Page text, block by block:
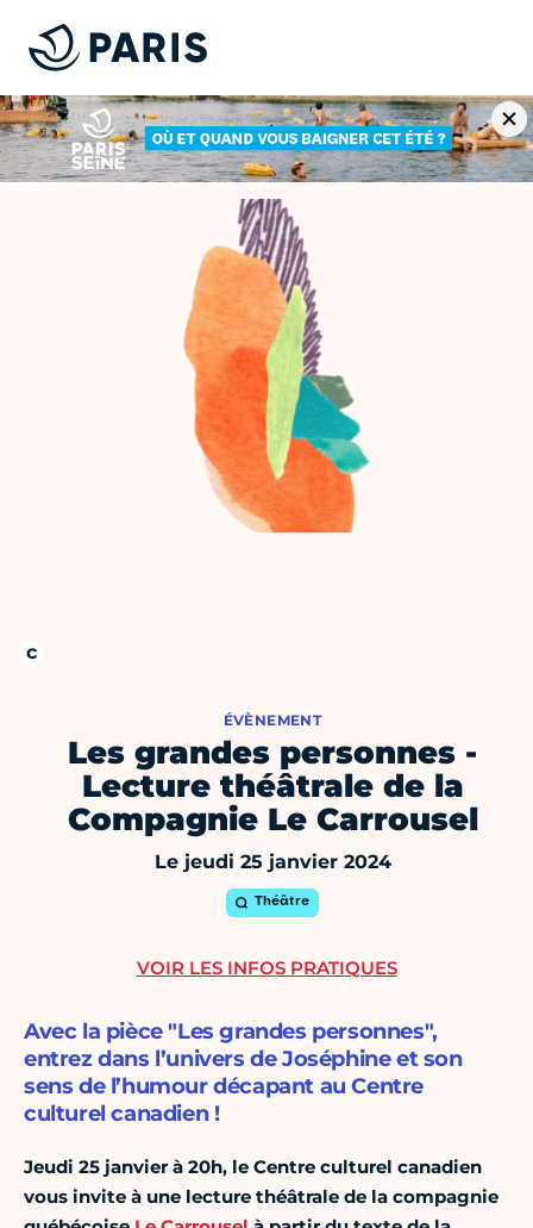
ÉVÈNEMENT
Les grandes personnes -
Lecture théâtrale de la
Compagnie Le Carrousel
Le jeudi 25 janvier 2024
Théâtre
Avec la pièce "Les grandes personnes",
entrez dans l’univers de Joséphine et son
sens de l’humour décapant au Centre
culturel canadien !
Jeudi 25 janvier à 20h, le Centre culturel canadien
vous invite à une lecture théâtrale de la compagnie
VOIR LES INFOS PRATIQUES